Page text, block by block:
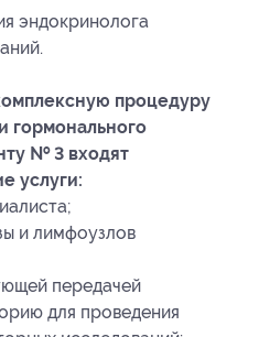
эндокринолога
процедуру
гормонального
№ 3 входят
услуги:
и лимфоузлов
передачей
для проведения